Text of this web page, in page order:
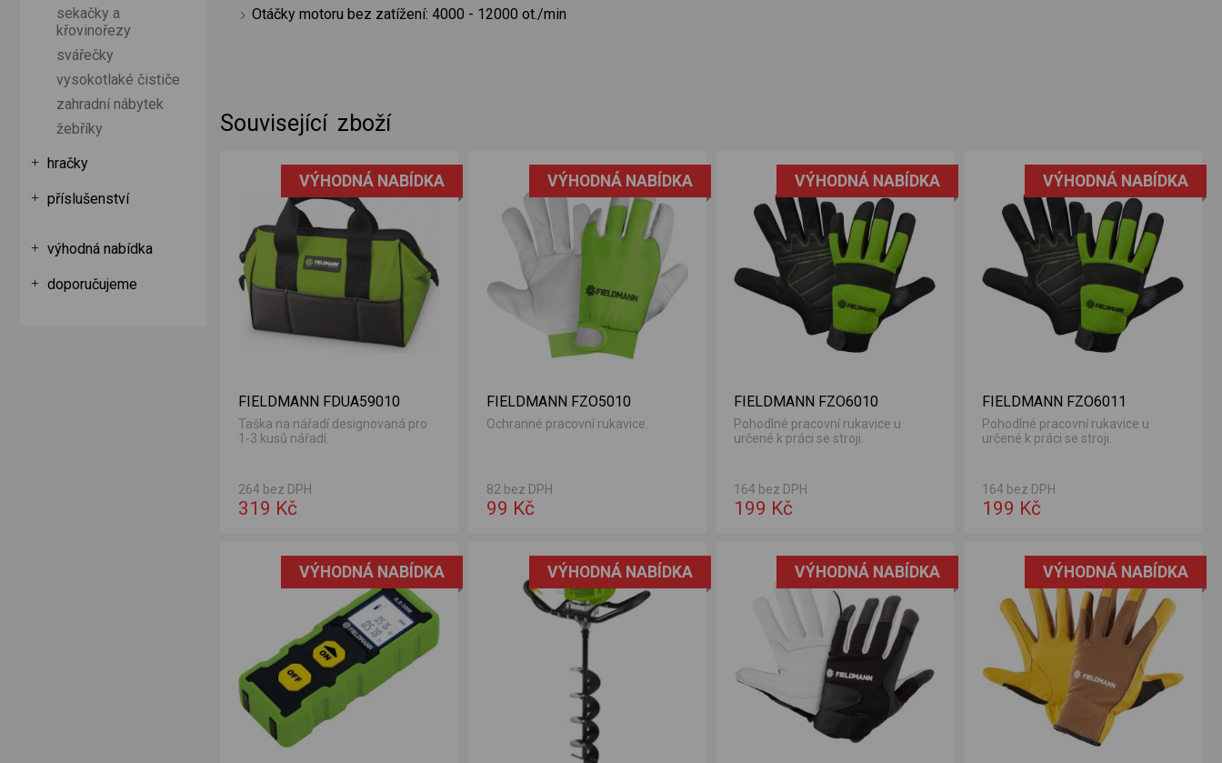
Otáčky motoru bez zatížení: 4000 - 12000 ot./min
Související zboží
VÝHODNÁ NABÍDKA
FIELDMANN FDUA59010
Taška na nářadí designovaná pro
1-3 kusů nářadí.
264 bez DPH
319 Kč
VÝHODNÁ NABÍDKA
FIELDMANN FZO5010
Ochranné pracovní rukavice.
82 bez DPH
99 Kč
VÝHODNÁ NABÍDKA
FIELDMANN FZO6010
Pohodlné pracovní rukavice u
určené k práci se stroji.
164 bez DPH
199 Kč
VÝHODNÁ NABÍDKA
FIELDMANN FZO6011
Pohodlné pracovní rukavice u
určené k práci se stroji.
164 bez DPH
199 Kč
VÝHODNÁ NABÍDKA VÝHODNÁ NABÍDKA VÝHODNÁ NABÍDKA VÝHODNÁ NABÍDKA
sekačky a
křovinořezy
svářečky
vysokotlaké čističe
zahradní nábytek
žebříky
hračky
příslušenství
výhodná nabídka
doporučujeme